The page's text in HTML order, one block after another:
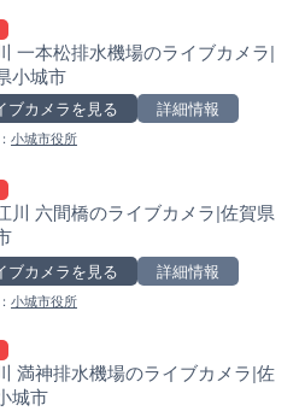
一本松排水機場のライブカメラ|
小城市
ブカメラを見る 詳細情報
小城市役所
川 六間橋のライブカメラ|佐賀県
ブカメラを見る 詳細情報
小城市役所
満神排水機場のライブカメラ|佐
城市